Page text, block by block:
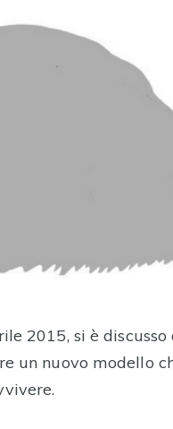
2015, si è discusso
un nuovo modello